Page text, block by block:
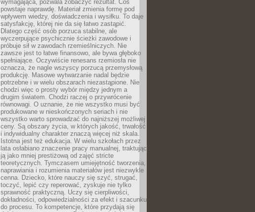
wymagająca, pozwala zobaczyć rezultat. Coś
powstaje naprawdę. Materiał zmienia formę pod
wpływem wiedzy, doświadczenia i wysiłku. To daje
satysfakcję, której nie da się łatwo zastąpić.
Dlatego część osób porzuca stabilne, ale
wyczerpujące psychicznie ścieżki zawodowe i
próbuje sił w zawodach rzemieślniczych. Nie
zawsze jest to łatwe finansowo, ale bywa głęboko
spełniające. Oczywiście renesans rzemiosła nie
oznacza, że nagle wszyscy porzucą przemysłową
produkcję. Masowe wytwarzanie nadal będzie
potrzebne i w wielu obszarach niezastąpione. Nie
chodzi więc o prosty wybór między jednym a
drugim światem. Chodzi raczej o przywrócenie
równowagi. O uznanie, że nie wszystko musi być
produkowane w nieskończonych seriach i nie
wszystko warto sprowadzać do najniższej możliwej
ceny. Są obszary życia, w których jakość, trwałość
i indywidualny charakter znaczą więcej niż skala.
Istotna jest też edukacja. W wielu szkołach przez
lata osłabiano znaczenie pracy manualnej, traktując
ją jako mniej prestiżową od zajęć stricte
teoretycznych. Tymczasem umiejętność tworzenia,
naprawiania i rozumienia materiałów jest niezwykle
cenna. Dziecko, które nauczy się szyć, strugać,
toczyć, lepić czy reperować, zyskuje nie tylko
sprawność praktyczną. Uczy się cierpliwości,
dokładności, odpowiedzialności za efekt i szacunku
do procesu. To kompetencje, które przydają się